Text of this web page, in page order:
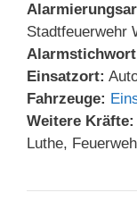
Stadtfeuerwehr
Einsatzort:
Fahrzeuge:
Weitere Kräfte:
Luthe,